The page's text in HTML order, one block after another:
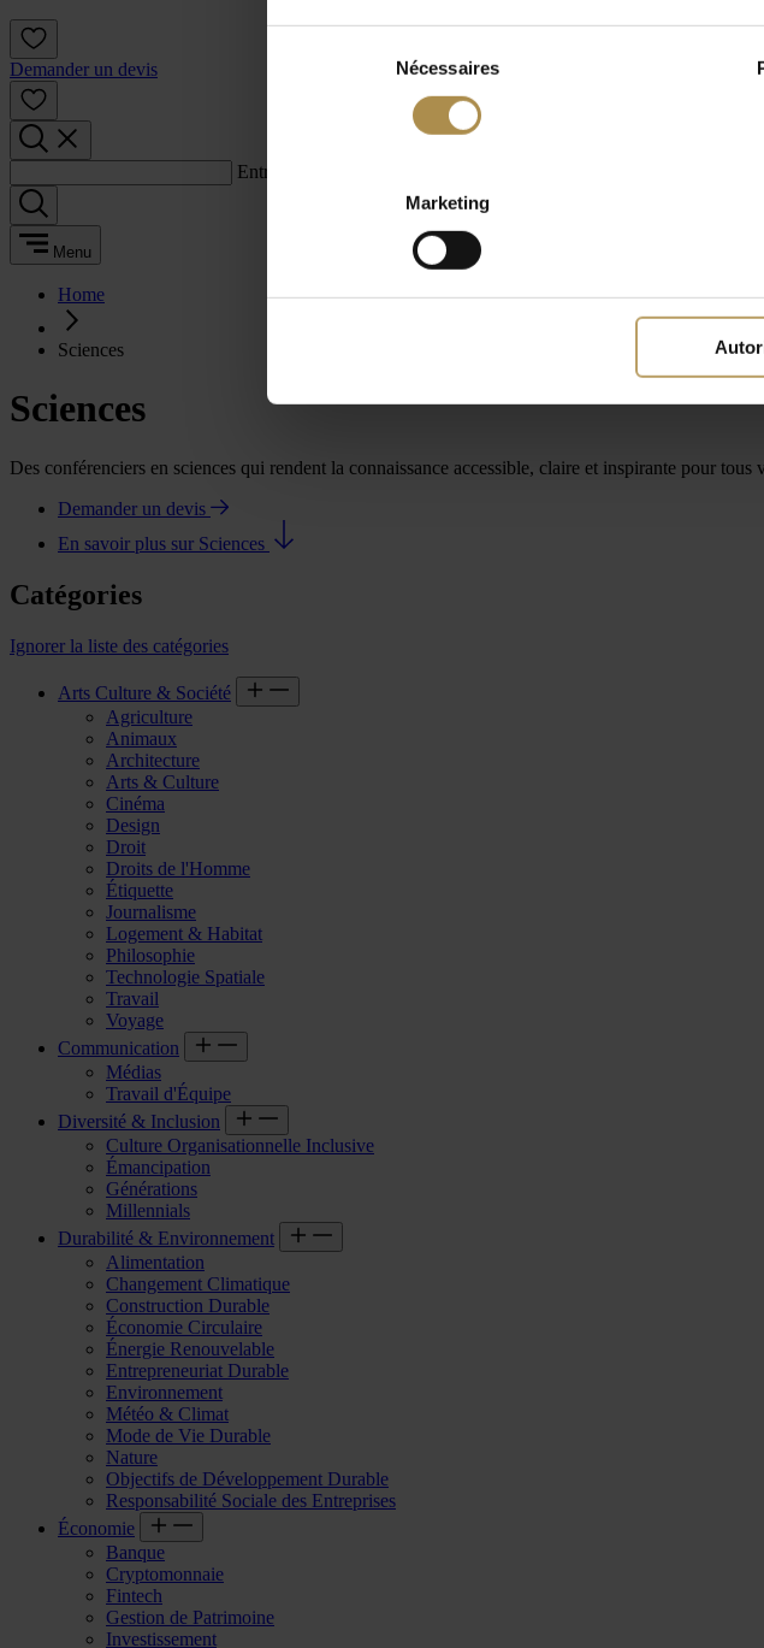
Nécessaires
Marketing
Demander un devis
Entrez un terme de recherche :
Menu
Home
Sciences
Sciences
Des conférenciers en sciences qui rendent la connaissance accessible, claire et inspirante pour tous
Demander un devis
En savoir plus sur Sciences
Catégories
Ignorer la liste des catégories
Arts Culture & Société
Agriculture
Animaux
Architecture
Arts & Culture
Cinéma
Design
Droit
Droits de l'Homme
Étiquette
Journalisme
Logement & Habitat
Philosophie
Technologie Spatiale
Travail
Voyage
Communication
Médias
Travail d'Équipe
Diversité & Inclusion
Culture Organisationnelle Inclusive
Émancipation
Générations
Millennials
Durabilité & Environnement
Alimentation
Changement Climatique
Construction Durable
Économie Circulaire
Énergie Renouvelable
Entrepreneuriat Durable
Environnement
Météo & Climat
Mode de Vie Durable
Nature
Objectifs de Développement Durable
Responsabilité Sociale des Entreprises
Économie
Banque
Cryptomonnaie
Fintech
Gestion de Patrimoine
Investissement